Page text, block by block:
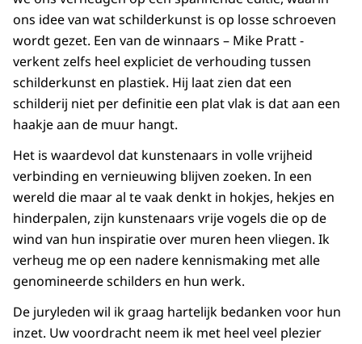
ons idee van wat schilderkunst is op losse schroeven
wordt gezet. Een van de winnaars – Mike Pratt -
verkent zelfs heel expliciet de verhouding tussen
schilderkunst en plastiek. Hij laat zien dat een
schilderij niet per definitie een plat vlak is dat aan een
haakje aan de muur hangt.
Het is waardevol dat kunstenaars in volle vrijheid
verbinding en vernieuwing blijven zoeken. In een
wereld die maar al te vaak denkt in hokjes, hekjes en
hinderpalen, zijn kunstenaars vrije vogels die op de
wind van hun inspiratie over muren heen vliegen. Ik
verheug me op een nadere kennismaking met alle
genomineerde schilders en hun werk.
De juryleden wil ik graag hartelijk bedanken voor hun
inzet. Uw voordracht neem ik met heel veel plezier